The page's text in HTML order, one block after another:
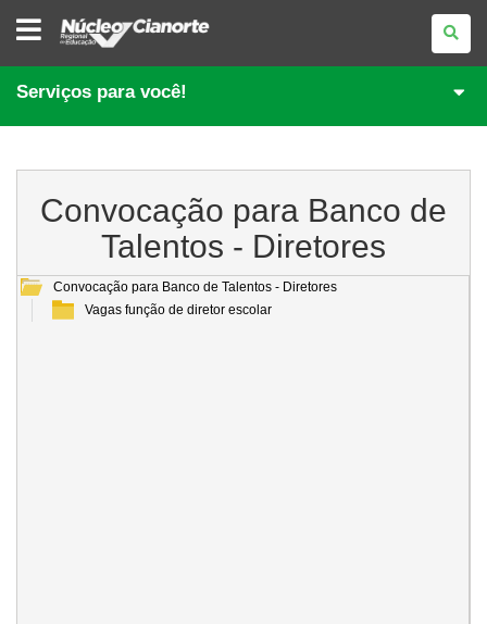
NÚCLEO
REGIONAL
EDUCAÇÃO
DE
CIANORTE
Serviços para você!
Convocação para Banco de
Talentos - Diretores
Convocação para Banco de Talentos - Diretores
Vagas função de diretor escolar